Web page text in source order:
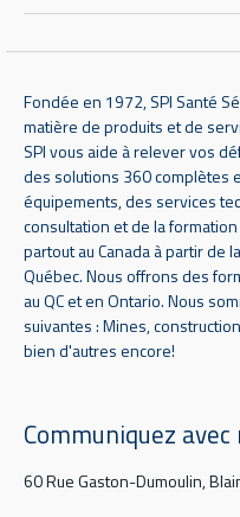
Fondée en 1972, SPI Santé
matière de produits et de
SPI vous aide à relever vos
des solutions 360 complètes
équipements, des services
consultation et de la
partout au Canada à partir de
Québec. Nous offrons des
au QC et en Ontario. Nous
suivantes : Mines,
bien d'autres encore!
Communiquez avec
60 Rue Gaston-Dumoulin,